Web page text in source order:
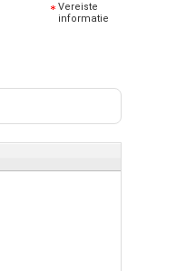
Vereiste
informatie